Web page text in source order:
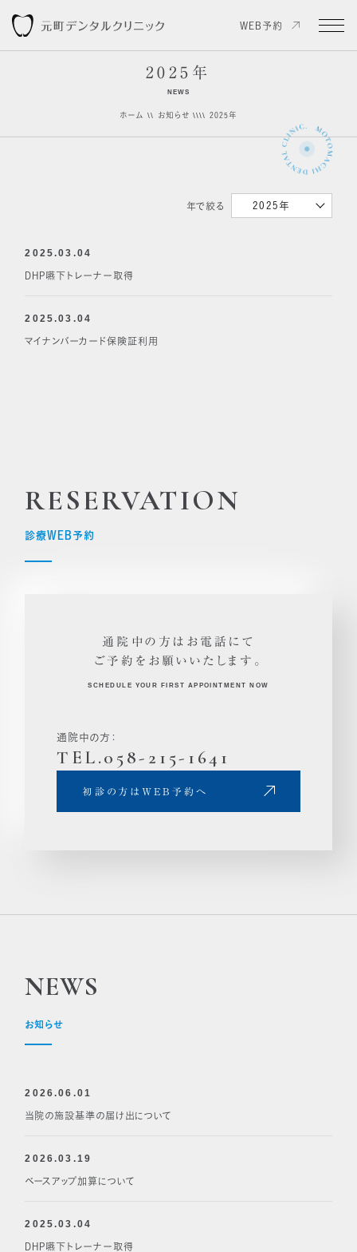
WEB予約
2025年
NEWS
ホーム お知らせ 2025年
年で絞る 2025年
2025.03.04
DHP嚥下トレーナー取得
2025.03.04
マイナンバーカード保険証利用
RESERVATION
診療WEB予約
通院中の方はお電話にて
ご予約をお願いいたします。
SCHEDULE YOUR FIRST APPOINTMENT NOW
通院中の方：
TEL.058-215-1641
初診の方はWEB予約へ
NEWS
お知らせ
2026.06.01
当院の施設基準の届け出について
2026.03.19
ベースアップ加算について
2025.03.04
DHP嚥下トレーナー取得